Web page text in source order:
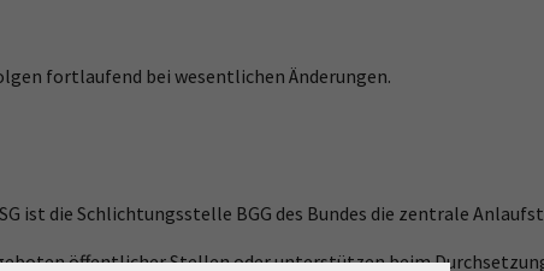
fortlaufend bei wesentlichen Änderungen.
ist die Schlichtungsstelle BGG des Bundes die zentrale
öffentlicher Stellen oder unterstützen beim